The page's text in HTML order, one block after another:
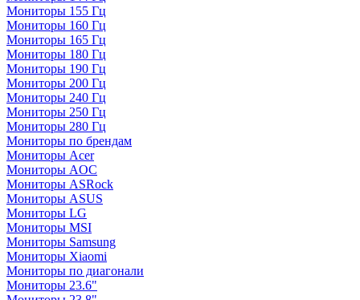
Мониторы 155 Гц
Мониторы 160 Гц
Мониторы 165 Гц
Мониторы 180 Гц
Мониторы 190 Гц
Мониторы 200 Гц
Мониторы 240 Гц
Мониторы 250 Гц
Мониторы 280 Гц
Мониторы по брендам
Мониторы Acer
Мониторы AOC
Мониторы ASRock
Мониторы ASUS
Мониторы LG
Мониторы MSI
Мониторы Samsung
Мониторы Xiaomi
Мониторы по диагонали
Мониторы 23.6"